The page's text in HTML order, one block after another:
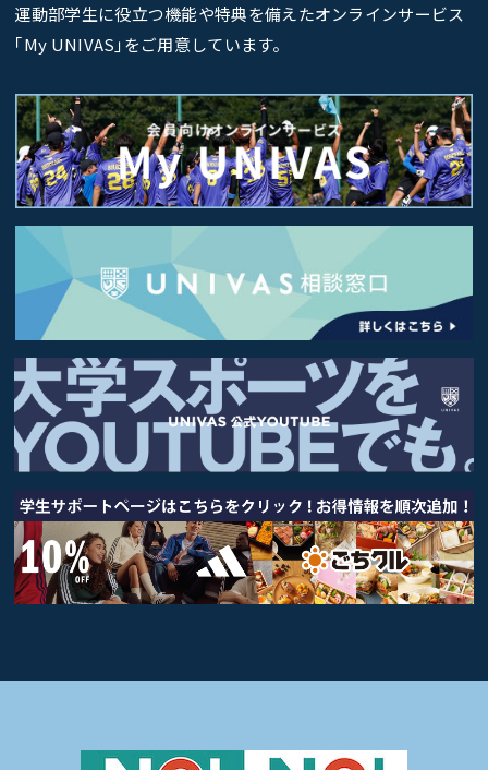
運動部学生に役立つ機能や特典を備えたオンラインサービス
｢My UNIVAS｣をご用意しています。